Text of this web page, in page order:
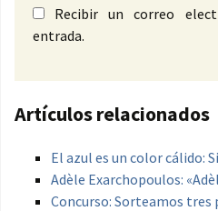
Recibir un correo
entrada.
Artículos relacionados
El azul es un color cálido:
Adèle Exarchopoulos:
Concurso: Sorteamos tres